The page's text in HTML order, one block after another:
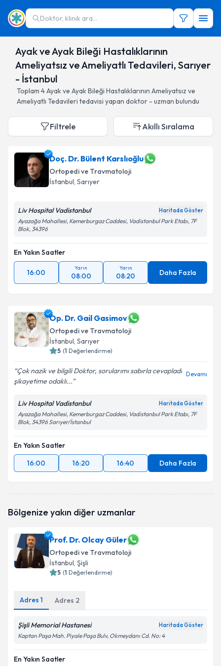
Doktor, klinik ara...
Ayak ve Ayak Bileği Hastalıklarının
Ameliyatsız ve Ameliyatlı Tedavileri, Sarıyer
- İstanbul
Toplam 4Ayak ve Ayak Bileği Hastalıklarının Ameliyatsız ve
Ameliyatlı Tedavileri tedavisi yapan doktor - uzman bulundu
Filtrele Akıllı Sıralama
Doç. Dr. Bülent Karslıoğlu
Ortopedi ve Travmatoloji
İstanbul, Sarıyer
Liv Hospital Vadistanbul Haritada Göster
Ayazağa Mahallesi, Kemerburgaz Caddesi, Vadistanbul Park Etabı, 7F
Blok, 34396
En Yakın Saatler
16:00
Yarın
08:00
Yarın
08:20 Daha Fazla
Op. Dr. Gail Gasimov
Ortopedi ve Travmatoloji
İstanbul, Sarıyer
5 (1 Değerlendirme)
Çok nazik ve bilgili Doktor, sorularımı sabırla cevapladı
şikayetime odaklı...
Devamı
Liv Hospital Vadistanbul Haritada Göster
Ayazağa Mahallesi, Kemerburgaz Caddesi, Vadistanbul Park Etabı, 7F
Blok, 34396 Sarıyer/İstanbul
En Yakın Saatler
16:00
16:20 16:40 Daha Fazla
Bölgenize yakın diğer uzmanlar
Prof. Dr. Olcay Güler
Ortopedi ve Travmatoloji
İstanbul, Şişli
5 (1 Değerlendirme)
Adres 1 Adres 2
Şişli Memorial Hastanesi Haritada Göster
Kaptan Paşa Mah. Piyale Paşa Bulv, Okmeydanı Cd. No: 4
En Yakın Saatler